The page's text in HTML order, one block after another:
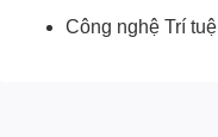
Công nghệ Trí